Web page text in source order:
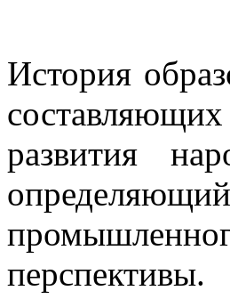
История
развития
перспективы.